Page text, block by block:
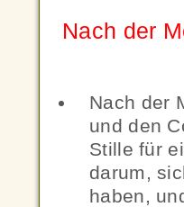
Nach der
Nach der
und den
Stille für
darum,
haben,